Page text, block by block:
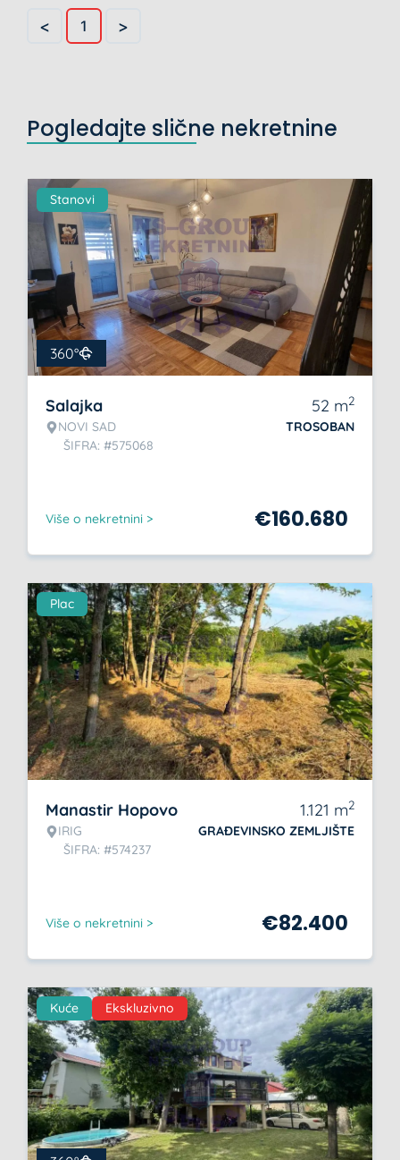
< 1 >
Pogledajte slične nekretnine
Stanovi
360°
Salajka
NOVI SAD
ŠIFRA: #575068
52 m2
TROSOBAN
Više o nekretnini > €160.680
Plac
Manastir Hopovo
IRIG
ŠIFRA: #574237
1.121 m2
GRAĐEVINSKO ZEMLJIŠTE
Više o nekretnini > €82.400
Kuće Ekskluzivno